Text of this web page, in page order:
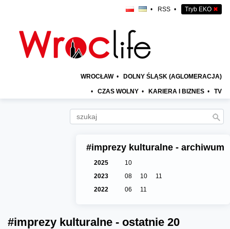
• RSS • Tryb EKO ✖
WROCŁAW • DOLNY ŚLĄSK (AGLOMERACJA)
• CZAS WOLNY • KARIERA I BIZNES • TV
#imprezy kulturalne - archiwum
2025
10
2023
08 10
11
2022
06 11
#imprezy kulturalne - ostatnie 20